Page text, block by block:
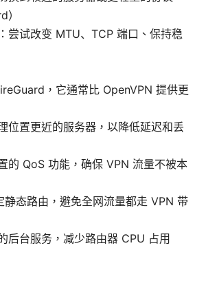
）
尝试改变 MTU、TCP 端口、保持稳
，它通常比 OpenVPN 提供更
位置更近的服务器，以降低延迟和丢
的 QoS 功能，确保 VPN 流量不被本
静态路由，避免全网流量都走 VPN 带
后台服务，减少路由器 CPU 占用